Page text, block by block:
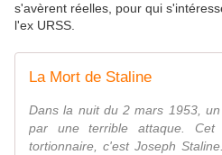
s'avèrent réelles, pour qui
l'ex URSS.
La Mort de Staline
Dans la nuit du 2 mars 1953,
par une terrible attaque. Cet
tortionnaire, c'est Joseph